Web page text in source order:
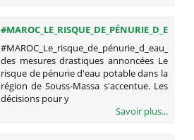
DES MESURES DRASTIQUES
ANNONCÉES
des mesures drastiques annoncées Le
risque de pénurie d'eau potable dans la
région de Souss-Massa s'accentue. Les
décisions pour y
Savoir plus...